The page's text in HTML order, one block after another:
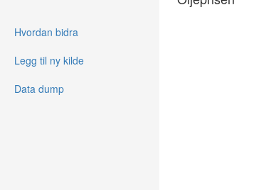
Hvordan bidra
Legg til ny kilde
Data dump